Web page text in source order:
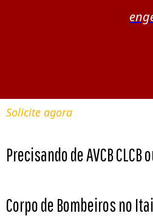
Solicite agora
Precisando de AVCB
Corpo de Bombeiros no